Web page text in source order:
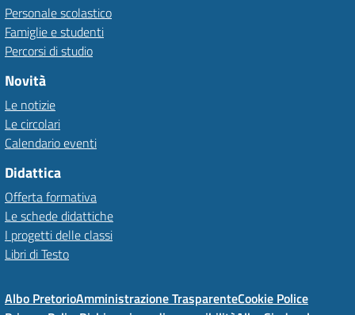
Personale scolastico
Famiglie e studenti
Percorsi di studio
Novità
Le notizie
Le circolari
Calendario eventi
Didattica
Offerta formativa
Le schede didattiche
I progetti delle classi
Libri di Testo
Albo PretorioAmministrazione TrasparenteCookie Police